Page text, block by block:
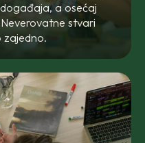
a osećaj
stvari
zajedno.